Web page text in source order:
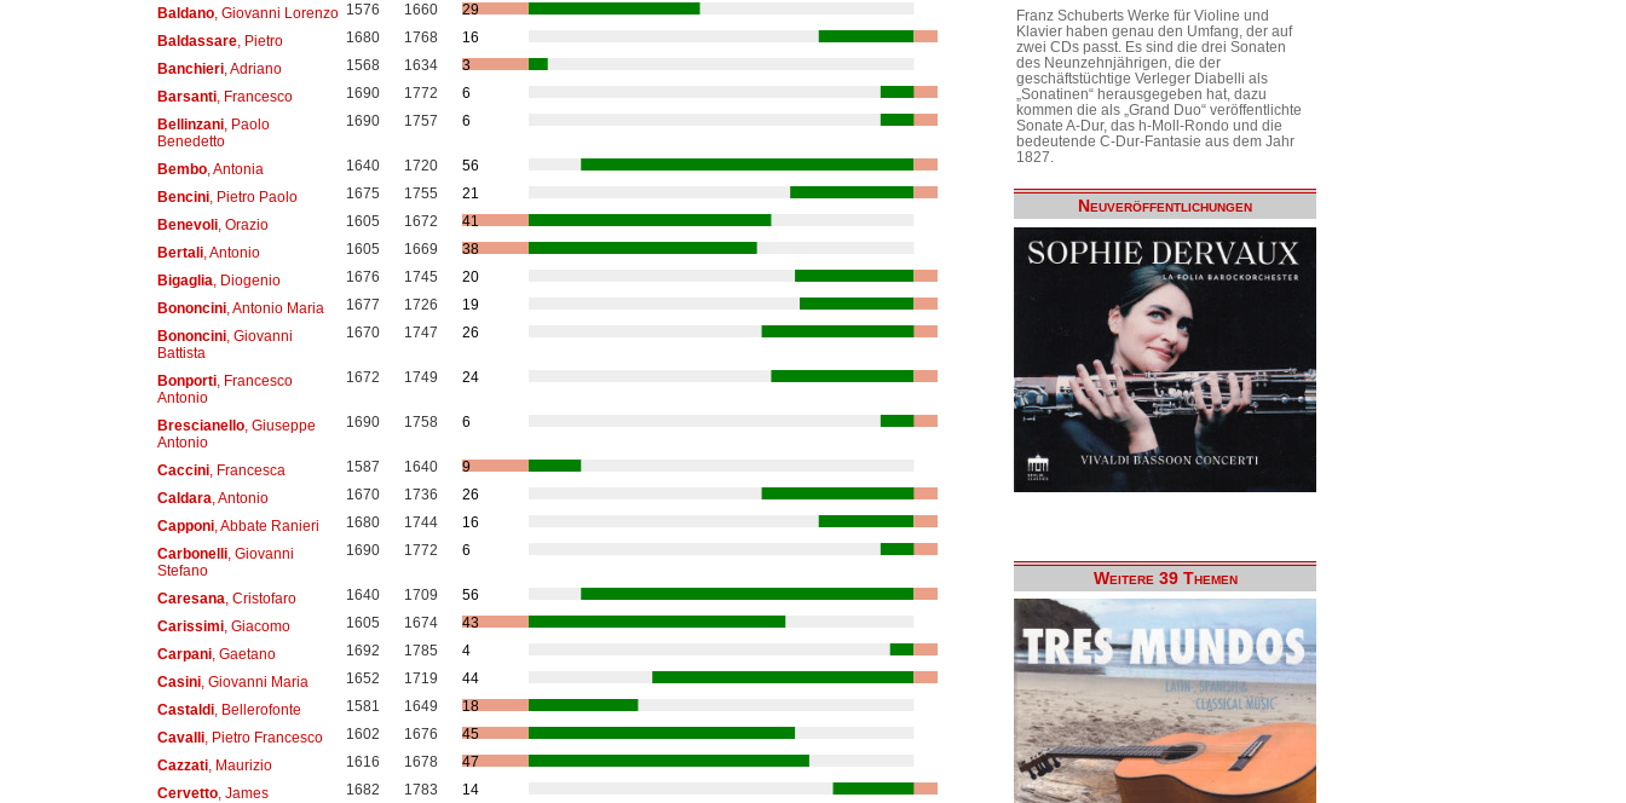
Baldano, Giovanni Lorenzo 1576 1660
29
Baldassare, Pietro 1680 1768
16
Banchieri, Adriano 1568 1634
3
Barsanti, Francesco 1690 1772
6
Bellinzani, Paolo
Benedetto
1690 1757 6
Bembo, Antonia 1640 1720
56
Bencini, Pietro Paolo 1675 1755
21
Benevoli, Orazio 1605 1672
41
Bertali, Antonio 1605 1669
38
Bigaglia , Diogenio 1676 1745
20
Bononcini, Antonio Maria 1677 1726
19
Bononcini, Giovanni
Battista
1670 1747 26
Bonporti, Francesco
Antonio
1672 1749 24
Brescianello, Giuseppe
Antonio
1690 1758 6
Caccini, Francesca 1587 1640
9
Caldara , Antonio 1670 1736
26
Capponi, Abbate Ranieri 1680 1744
16
Carbonelli, Giovanni
Stefano
1690 1772 6
Caresana , Cristofaro 1640 1709
56
Carissimi, Giacomo 1605 1674
43
Carpani, Gaetano 1692 1785
4
Casini, Giovanni Maria 1652 1719
44
Castaldi, Bellerofonte 1581 1649
18
Cavalli, Pietro Francesco 1602 1676
45
Cazzati, Maurizio 1616 1678
47
Cervetto, James 1682 1783
14
Franz Schuberts Werke für Violine und
Klavier haben genau den Umfang, der auf
zwei CDs passt. Es sind die drei Sonaten
des Neunzehnjährigen, die der
geschäftstüchtige Verleger Diabelli als
„Sonatinen“ herausgegeben hat, dazu
kommen die als „Grand Duo“ veröffentlichte
Sonate A-Dur, das h-Moll-Rondo und die
bedeutende C-Dur-Fantasie aus dem Jahr
1827.
Neuveröffentlichungen
Weitere 39 Themen